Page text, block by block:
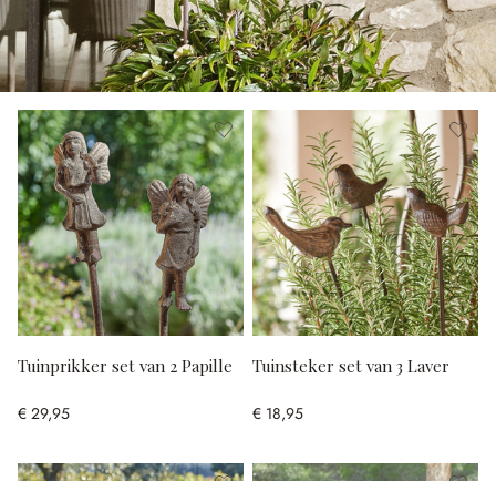
Tuinprikker set van 2 Papille
€ 29,95
Tuinsteker set van 3 Laver
€ 18,95